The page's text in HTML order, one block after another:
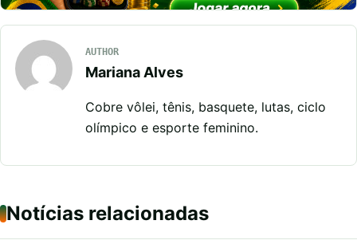
AUTHOR
Mariana Alves
Cobre vôlei, tênis, basquete, lutas, ciclo
olímpico e esporte feminino.
Notícias relacionadas